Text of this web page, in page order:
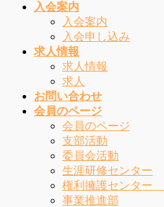
入会案内
入会案内
入会申し込み
求人情報
求人情報
求人
お問い合わせ
会員のページ
会員のページ
支部活動
委員会活動
生涯研修センター
権利擁護センター
事業推進部